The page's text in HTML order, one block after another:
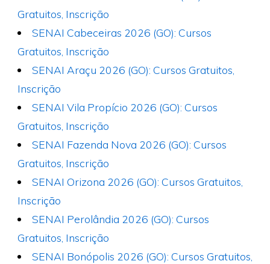
Gratuitos, Inscrição
SENAI Cabeceiras 2026 (GO): Cursos
Gratuitos, Inscrição
SENAI Araçu 2026 (GO): Cursos Gratuitos,
Inscrição
SENAI Vila Propício 2026 (GO): Cursos
Gratuitos, Inscrição
SENAI Fazenda Nova 2026 (GO): Cursos
Gratuitos, Inscrição
SENAI Orizona 2026 (GO): Cursos Gratuitos,
Inscrição
SENAI Perolândia 2026 (GO): Cursos
Gratuitos, Inscrição
SENAI Bonópolis 2026 (GO): Cursos Gratuitos,